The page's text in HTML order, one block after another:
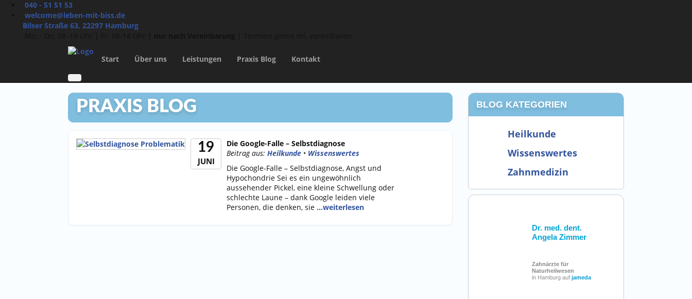
040 - 51 51 53
welcome@leben-mit-biss.de
Bilser Straße 63, 22297 Hamburg
Start Über uns Leistungen Praxis Blog Kontakt
PRAXIS BLOG
19
JUNI
Die Google-Falle – Selbstdiagnose
Beitrag aus: Heilkunde • Wissenswertes
Die Google-Falle – Selbstdiagnose, Angst und
Hypochondrie Sei es ein ungewöhnlich
aussehender Pickel, eine kleine Schwellung oder
schlechte Laune – dank Google leiden viele
Personen, die denken, sie …weiterlesen
BLOG KATEGORIEN
Heilkunde
Wissenswertes
Zahnmedizin
Dr. med. dent.
Angela Zimmer
Zahnärzte für
Naturheilwesen
in Hamburg auf jameda